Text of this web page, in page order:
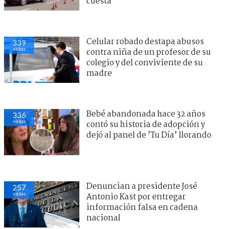
339
visitas
Celular robado destapa abusos
contra niña de un profesor de su
colegio y del conviviente de su
madre
336
visitas
Bebé abandonada hace 32 años
contó su historia de adopción y
dejó al panel de ’Tu Día’ llorando
257
visitas
Denuncian a presidente José
Antonio Kast por entregar
información falsa en cadena
nacional